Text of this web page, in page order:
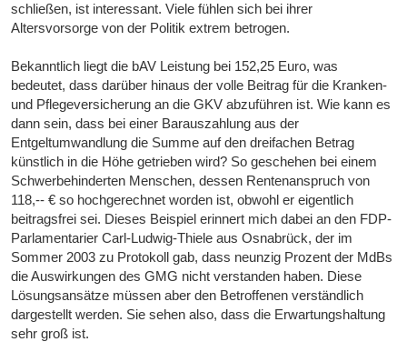
schließen, ist interessant. Viele fühlen sich bei ihrer
Altersvorsorge von der Politik extrem betrogen.
Bekanntlich liegt die bAV Leistung bei 152,25 Euro, was
bedeutet, dass darüber hinaus der volle Beitrag für die Kranken-
und Pflegeversicherung an die GKV abzuführen ist. Wie kann es
dann sein, dass bei einer Barauszahlung aus der
Entgeltumwandlung die Summe auf den dreifachen Betrag
künstlich in die Höhe getrieben wird? So geschehen bei einem
Schwerbehinderten Menschen, dessen Rentenanspruch von
118,-- € so hochgerechnet worden ist, obwohl er eigentlich
beitragsfrei sei. Dieses Beispiel erinnert mich dabei an den FDP-
Parlamentarier Carl-Ludwig-Thiele aus Osnabrück, der im
Sommer 2003 zu Protokoll gab, dass neunzig Prozent der MdBs
die Auswirkungen des GMG nicht verstanden haben. Diese
Lösungsansätze müssen aber den Betroffenen verständlich
dargestellt werden. Sie sehen also, dass die Erwartungshaltung
sehr groß ist.